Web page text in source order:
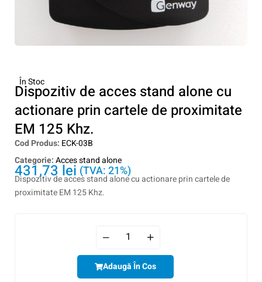
În Stoc
Dispozitiv de acces stand alone cu
actionare prin cartele de proximitate
EM 125 Khz.
Cod Produs: ECK-03B
Categorie:Acces stand alone
431,73 lei (TVA: 21%)
Dispozitiv de acces stand alone cu actionare prin cartele de
proximitate EM 125 Khz.
Adaugă În Cos